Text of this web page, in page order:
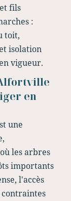
fils
:
toit,
isolation
vigueur.
en
une
les arbres
importants
l'accès